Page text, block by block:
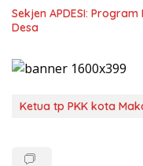
Sekjen APDESI:
Desa
Ketua tp PKK kota